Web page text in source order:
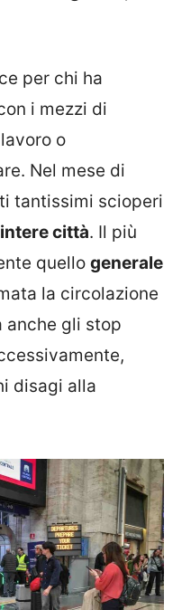
per chi ha
i mezzi di
o
Nel mese di
tantissimi scioperi
città. Il più
quello generale
la circolazione
anche gli stop
disagi alla